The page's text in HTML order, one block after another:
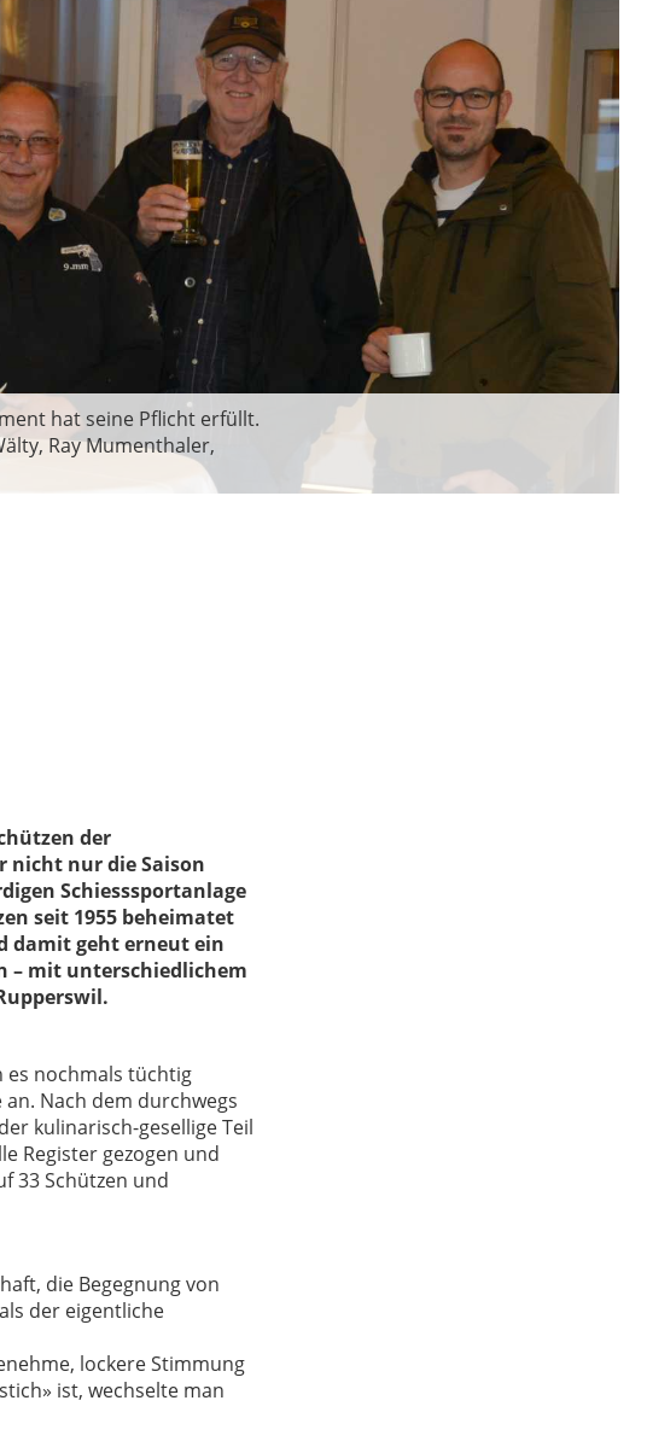
hat seine Pflicht erfüllt.
Ray Mumenthaler,
der
nicht nur die Saison
Schiesssportanlage
seit 1955 beheimatet
damit geht erneut ein
– mit unterschiedlichem
es nochmals tüchtig
Nach dem durchwegs
kulinarisch-gesellige Teil
Register gezogen und
33 Schützen und
die Begegnung von
der eigentliche
lockere Stimmung
ist, wechselte man